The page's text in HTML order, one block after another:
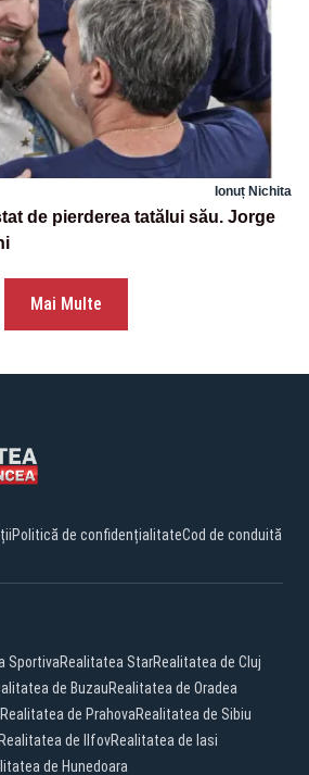
Ionuț Nichita
de pierderea tatălui său. Jorge
Mai Multe
Politică de confidențialitateCod de conduită
SportivaRealitatea StarRealitatea de Cluj
de BuzauRealitatea de Oradea
Realitatea de PrahovaRealitatea de Sibiu
Realitatea de IlfovRealitatea de Iasi
de Hunedoara